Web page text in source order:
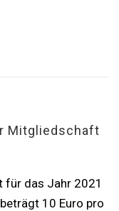
Mitgliedschaft
für das Jahr 2021
10 Euro pro